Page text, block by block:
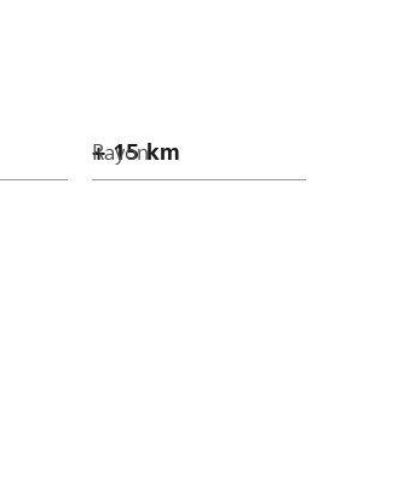
Rayon